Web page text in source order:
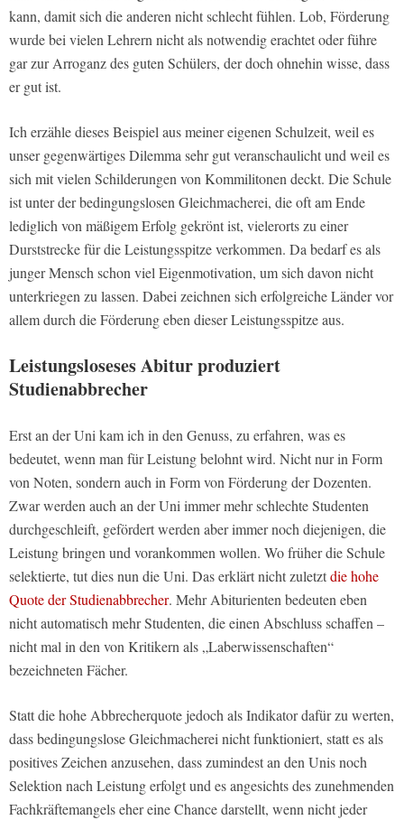
kann, damit sich die anderen nicht schlecht fühlen. Lob, Förderung
wurde bei vielen Lehrern nicht als notwendig erachtet oder führe
gar zur Arroganz des guten Schülers, der doch ohnehin wisse, dass
er gut ist.
Ich erzähle dieses Beispiel aus meiner eigenen Schulzeit, weil es
unser gegenwärtiges Dilemma sehr gut veranschaulicht und weil es
sich mit vielen Schilderungen von Kommilitonen deckt. Die Schule
ist unter der bedingungslosen Gleichmacherei, die oft am Ende
lediglich von mäßigem Erfolg gekrönt ist, vielerorts zu einer
Durststrecke für die Leistungsspitze verkommen. Da bedarf es als
junger Mensch schon viel Eigenmotivation, um sich davon nicht
unterkriegen zu lassen. Dabei zeichnen sich erfolgreiche Länder vor
allem durch die Förderung eben dieser Leistungsspitze aus.
Leistungsloseses Abitur produziert
Studienabbrecher
Erst an der Uni kam ich in den Genuss, zu erfahren, was es
bedeutet, wenn man für Leistung belohnt wird. Nicht nur in Form
von Noten, sondern auch in Form von Förderung der Dozenten.
Zwar werden auch an der Uni immer mehr schlechte Studenten
durchgeschleift, gefördert werden aber immer noch diejenigen, die
Leistung bringen und vorankommen wollen. Wo früher die Schule
selektierte, tut dies nun die Uni. Das erklärt nicht zuletztdie hohe
Quote der Studienabbrecher. Mehr Abiturienten bedeuten eben
nicht automatisch mehr Studenten, die einen Abschluss schaffen –
nicht mal in den von Kritikern als „Laberwissenschaften“
bezeichneten Fächer.
Statt die hohe Abbrecherquote jedoch als Indikator dafür zu werten,
dass bedingungslose Gleichmacherei nicht funktioniert, statt es als
positives Zeichen anzusehen, dass zumindest an den Unis noch
Selektion nach Leistung erfolgt und es angesichts des zunehmenden
Fachkräftemangels eher eine Chance darstellt, wenn nicht jeder